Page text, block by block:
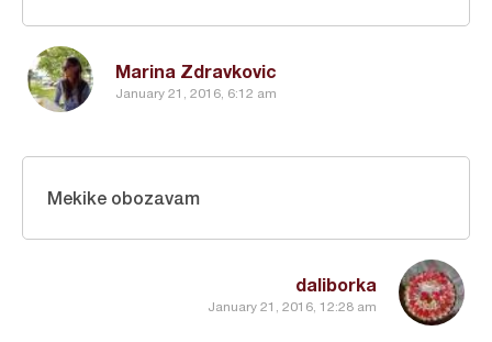
Marina Zdravkovic
January 21, 2016, 6:12 am
daliborka
January 21, 2016, 12:28 am
Mekike obozavam